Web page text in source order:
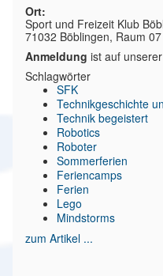
Ort:
Sport und Freizeit Klub
71032 Böblingen, Raum 07
Anmeldung ist auf unserer
Schlagwörter
SFK
Technikgeschichte
Technik begeistert
Robotics
Roboter
Sommerferien
Feriencamps
Ferien
Lego
Mindstorms
zum Artikel ...